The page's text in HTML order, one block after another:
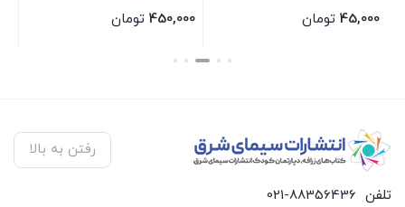
45,000 تومان
450,000 تومان
بستن
رفتن به بالا
تلفن 021-88356436